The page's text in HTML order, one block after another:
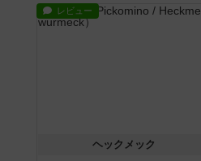
レビュー
ヘックメック